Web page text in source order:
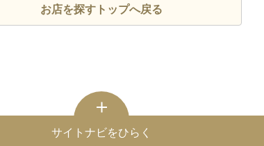
お店を探すトップへ戻る
サイトナビをひらく